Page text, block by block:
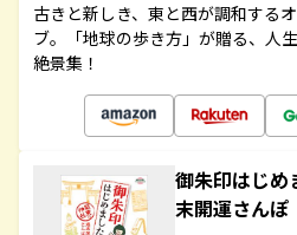
古きと新しき、東と西が調和する
ブ。「地球の歩き方」が贈る、人
絶景集！
御朱印はじ
末開運さんぽ